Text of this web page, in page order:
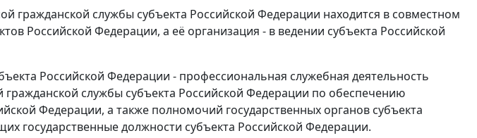
гражданской службы субъекта Российской Федерации находится в совместном
Российской Федерации, а её организация - в ведении субъекта Российской
Российской Федерации - профессиональная служебная деятельность
гражданской службы субъекта Российской Федерации по обеспечению
Федерации, а также полномочий государственных органов субъекта
государственные должности субъекта Российской Федерации.